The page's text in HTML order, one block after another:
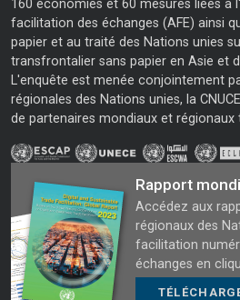
160 économies et 60 mesures liées à
facilitation des échanges (AFE) ainsi
papier et au traité des Nations unies
transfrontalier sans papier en Asie et
L'enquête est menée conjointement
régionales des Nations unies, la
de partenaires mondiaux et régionaux
Rapport
Accédez aux
régionaux des
facilitation
échanges en